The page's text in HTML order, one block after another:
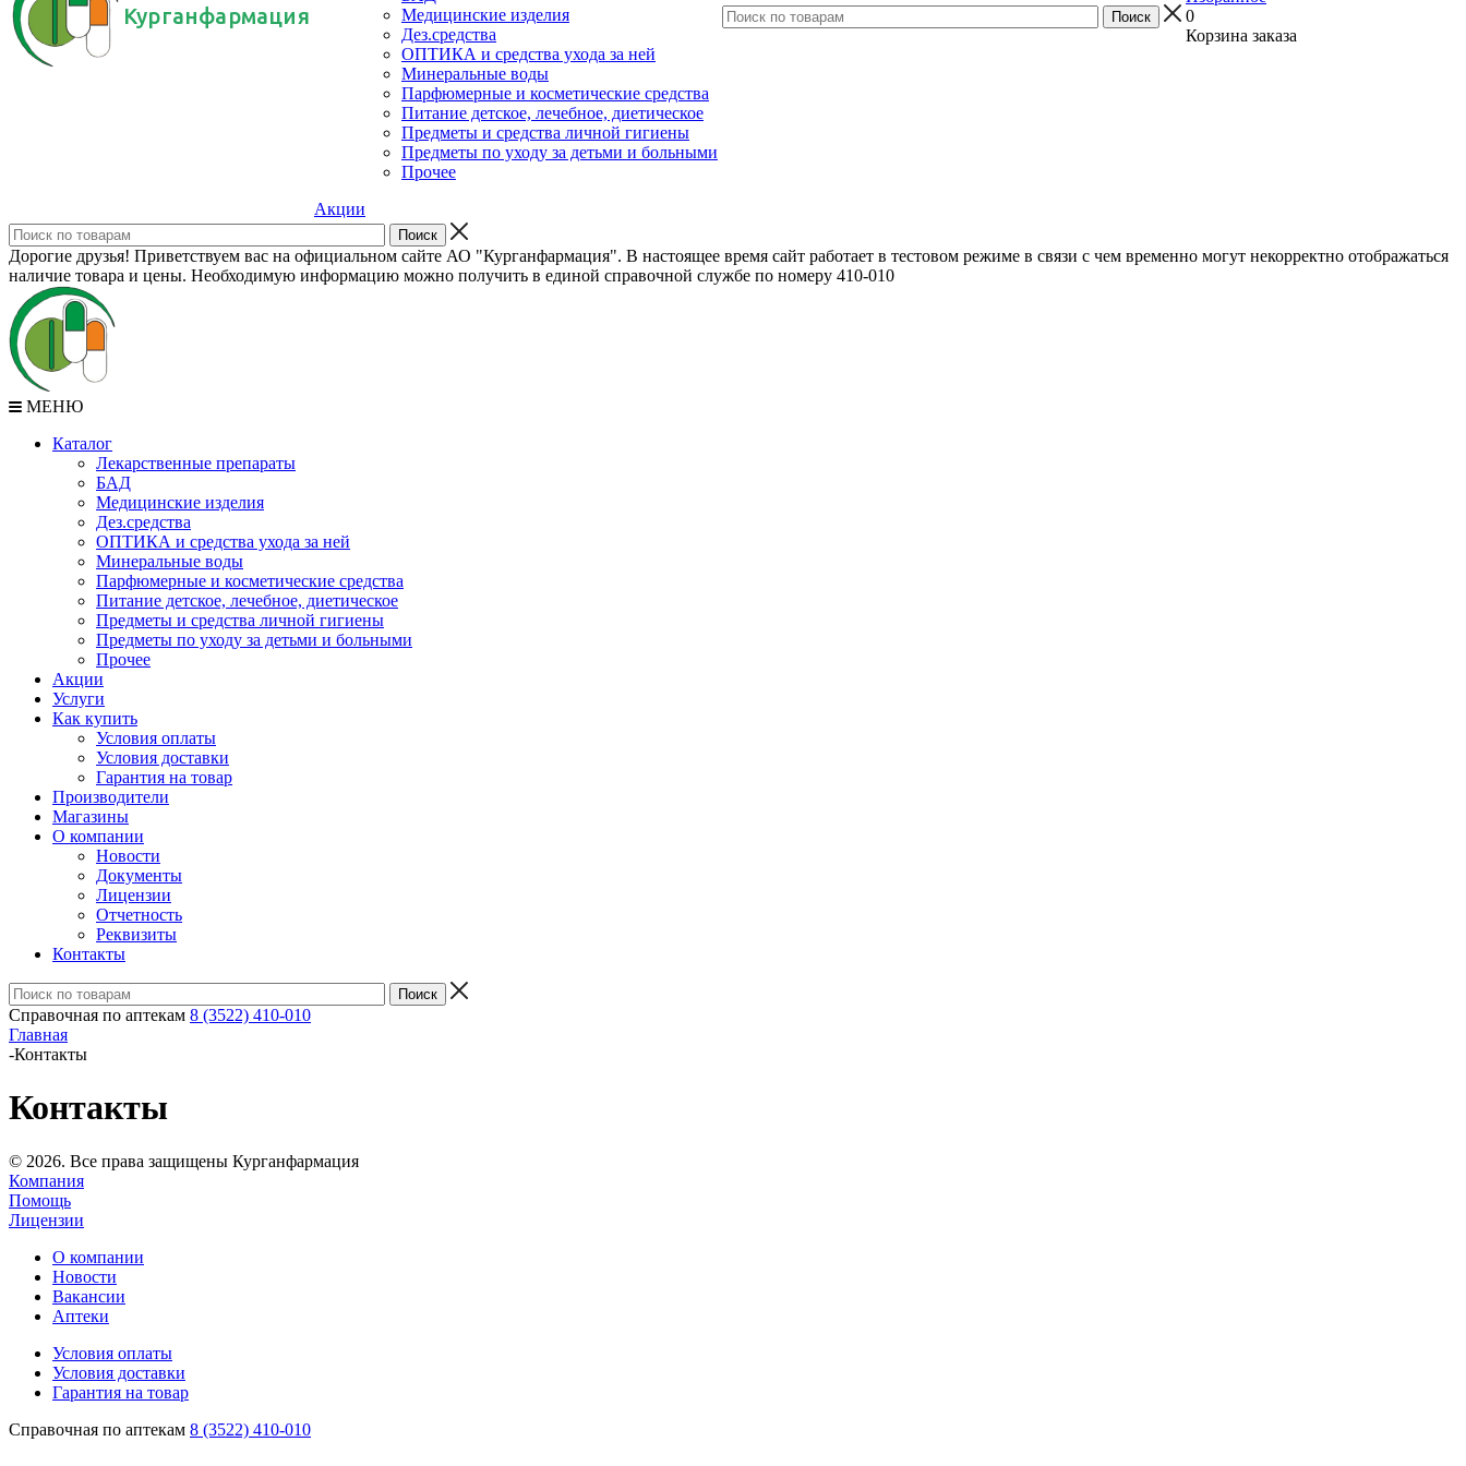
Курганфармация
Медицинские изделия
Дез.средства
ОПТИКА и средства ухода за ней
Минеральные воды
Парфюмерные и косметические средства
Питание детское, лечебное, диетическое
Предметы и средства личной гигиены
Предметы по уходу за детьми и больными
Прочее
Акции
0
Корзина заказа
Дорогие друзья! Приветствуем вас на официальном сайте АО "Курганфармация". В настоящее время сайт работает в тестовом режиме в связи с чем временно могут некорректно отображаться
наличие товара и цены. Необходимую информацию можно получить в единой справочной службе по номеру 410-010
МЕНЮ
Каталог
Лекарственные препараты
БАД
Медицинские изделия
Дез.средства
ОПТИКА и средства ухода за ней
Минеральные воды
Парфюмерные и косметические средства
Питание детское, лечебное, диетическое
Предметы и средства личной гигиены
Предметы по уходу за детьми и больными
Прочее
Акции
Услуги
Как купить
Условия оплаты
Условия доставки
Гарантия на товар
Производители
Магазины
О компании
Новости
Документы
Лицензии
Отчетность
Реквизиты
Контакты
Справочная по аптекам 8 (3522) 410-010
Главная
-Контакты
Контакты
© 2026. Все права защищены Курганфармация
Компания
Помощь
Лицензии
О компании
Новости
Вакансии
Аптеки
Условия оплаты
Условия доставки
Гарантия на товар
Справочная по аптекам 8 (3522) 410-010